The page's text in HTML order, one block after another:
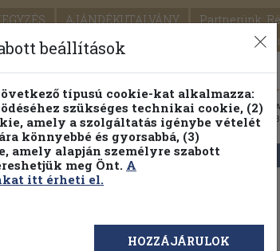
AJÁNDÉKUTALVÁNY Partnerünk:
SEGÍTSÉG
ÁRAINK FENNTARTHATÓ OLVASMÁNYOK
Részletes kereső Témaköri fa
beállítások
típusú cookie-kat alkalmazza:
szükséges technikai cookie, (2)
amely a szolgáltatás igénybe vételét
könnyebbé és gyorsabbá, (3)
amely alapján személyre szabott
meg Önt. A
itt érheti el.
HOZZÁJÁRULOK